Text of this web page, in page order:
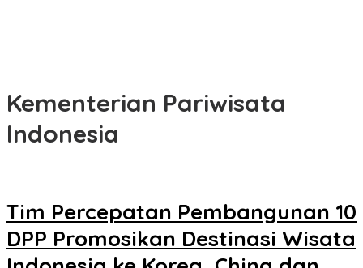
Kementerian Pariwisata
Indonesia
Tim Percepatan Pembangunan 10
DPP Promosikan Destinasi Wisata